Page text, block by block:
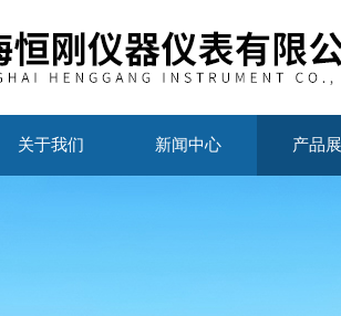
关于我们 新闻中心 产品